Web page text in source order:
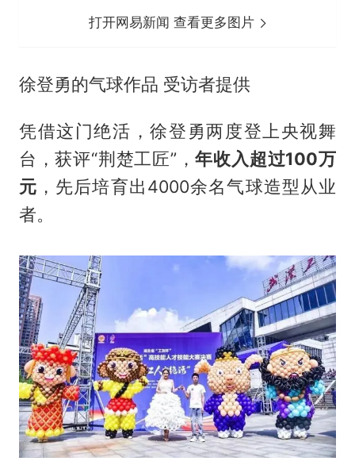
打开网易新闻 查看更多图片
徐登勇的气球作品 受访者提供
凭借这门绝活，徐登勇两度登上央视舞
台，获评“荆楚工匠”，年收入超过100万
元 ，先后培育出4000余名气球造型从业
者。